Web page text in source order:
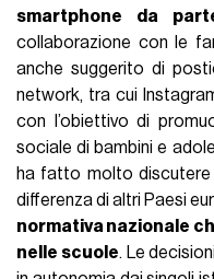
smartphone da
collaborazione con le
anche suggerito di
network, tra cui
con l’obiettivo di
sociale di bambini e
ha fatto molto discutere
differenza di altri Paesi
normativa nazionale
nelle scuole. Le